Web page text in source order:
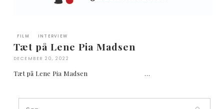
FILM INTERVIEW
Tæt på Lene Pia Madsen
DECEMBER 20, 2022
Tæt på Lene Pia Madsen …